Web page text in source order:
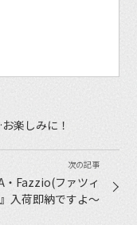
楽しみに！
・Fazzio(ファツィ
入荷即納ですよ〜